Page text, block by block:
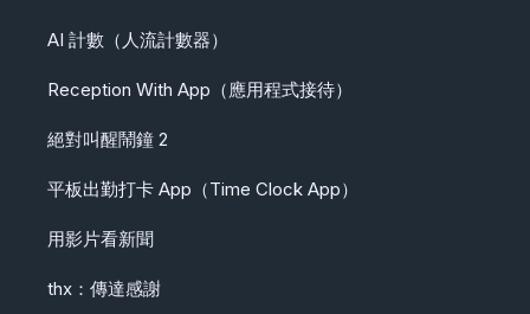
AI 計數（人流計數器）
Reception With App（應用程式接待）
絕對叫醒鬧鐘 2
平板出勤打卡 App（Time Clock App）
用影片看新聞
thx：傳達感謝